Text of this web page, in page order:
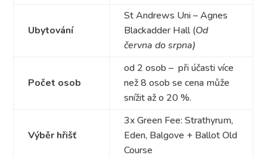
Ubytování
St Andrews Uni – Agnes
Blackadder Hall (Od
června do srpna)
Počet osob
od 2 osob – při účasti více
než 8 osob se cena může
snížit až o 20 %.
Výběr hřišť
3x Green Fee: Strathyrum,
Eden, Balgove + Ballot Old
Course